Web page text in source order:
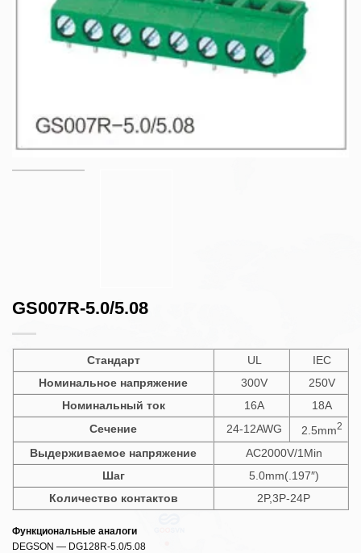
GS007R-5.0/5.08
Стандарт UL
IEC
Номинальное напряжение
300V
250V
Номинальный ток
16A
18A
Сечение
24-12AWG 2.5mm2
Выдерживаемое напряжение
AC2000V/1Min
Шаг
5.0mm(.197″)
Количество контактов
2P,3P-24P
Функциональные аналоги
DEGSON — DG128R-5.0/5.08